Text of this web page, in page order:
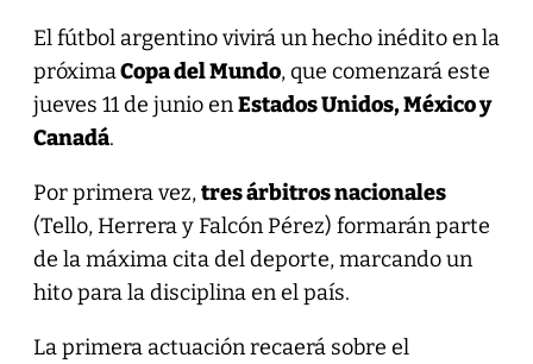
El fútbol argentino vivirá un hecho inédito en la
próximaCopa del Mundo, que comenzará este
jueves 11 de junio enEstados Unidos, México y
Canadá.
Por primera vez,tres árbitros nacionales
(Tello, Herrera y Falcón Pérez) formarán parte
de la máxima cita del deporte, marcando un
hito para la disciplina en el país.
La primera actuación recaerá sobre el